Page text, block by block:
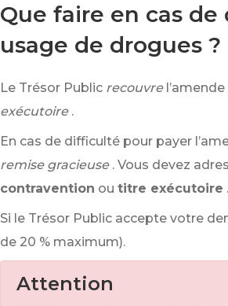
Que faire en cas
usage de drogues ?
Le Trésor Public recouvre
exécutoire .
En cas de difficulté pour payer
remise gracieuse . Vous devez
contravention ou titre exécutoire .
Si le Trésor Public accepte votre
de 20 % maximum).
Attention